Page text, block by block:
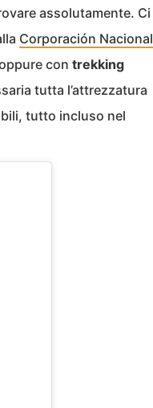
assolutamente. Ci
Corporación Nacional
con trekking
tutta l’attrezzatura
tutto incluso nel